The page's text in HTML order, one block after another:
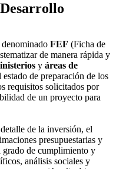
FEF (Ficha de
de manera rápida y
y áreas de
de preparación de los
requisitos solicitados por
de un proyecto para
de la inversión, el
presupuestarias y
grado de cumplimiento y
análisis sociales y